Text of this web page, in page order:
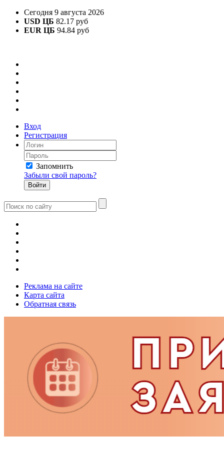
Сегодня 9 августа 2026
USD ЦБ 82.17 руб
EUR ЦБ 94.84 руб
Вход
Регистрация
Запомнить
Забыли свой пароль?
Реклама на сайте
Карта сайта
Обратная связь